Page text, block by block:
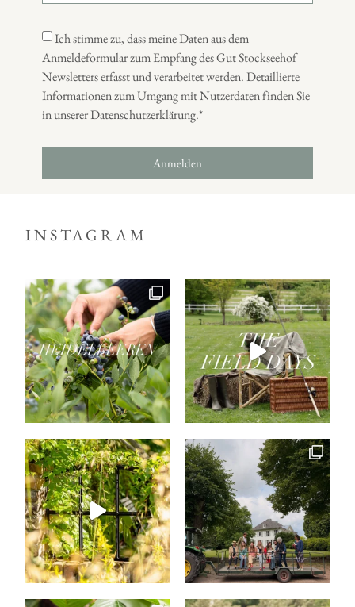
Ich stimme zu, dass meine Daten aus dem
Anmeldeformular zum Empfang des Gut Stockseehof
Newsletters erfasst und verarbeitet werden. Detaillierte
Informationen zum Umgang mit Nutzerdaten finden Sie
in unserer Datenschutzerklärung.*
Anmelden
INSTAGRAM